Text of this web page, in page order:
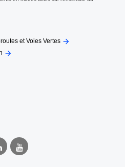
et Voies Vertes 

Youtube
AF3V